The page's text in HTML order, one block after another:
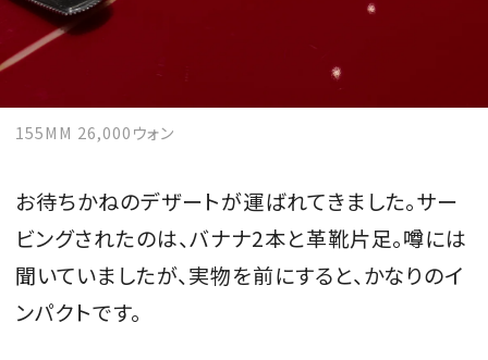
155MM 26,000ウォン
お待ちかねのデザートが運ばれてきました。サー
ビングされたのは、バナナ2本と革靴片足。噂には
聞いていましたが、実物を前にすると、かなりのイ
ンパクトです。